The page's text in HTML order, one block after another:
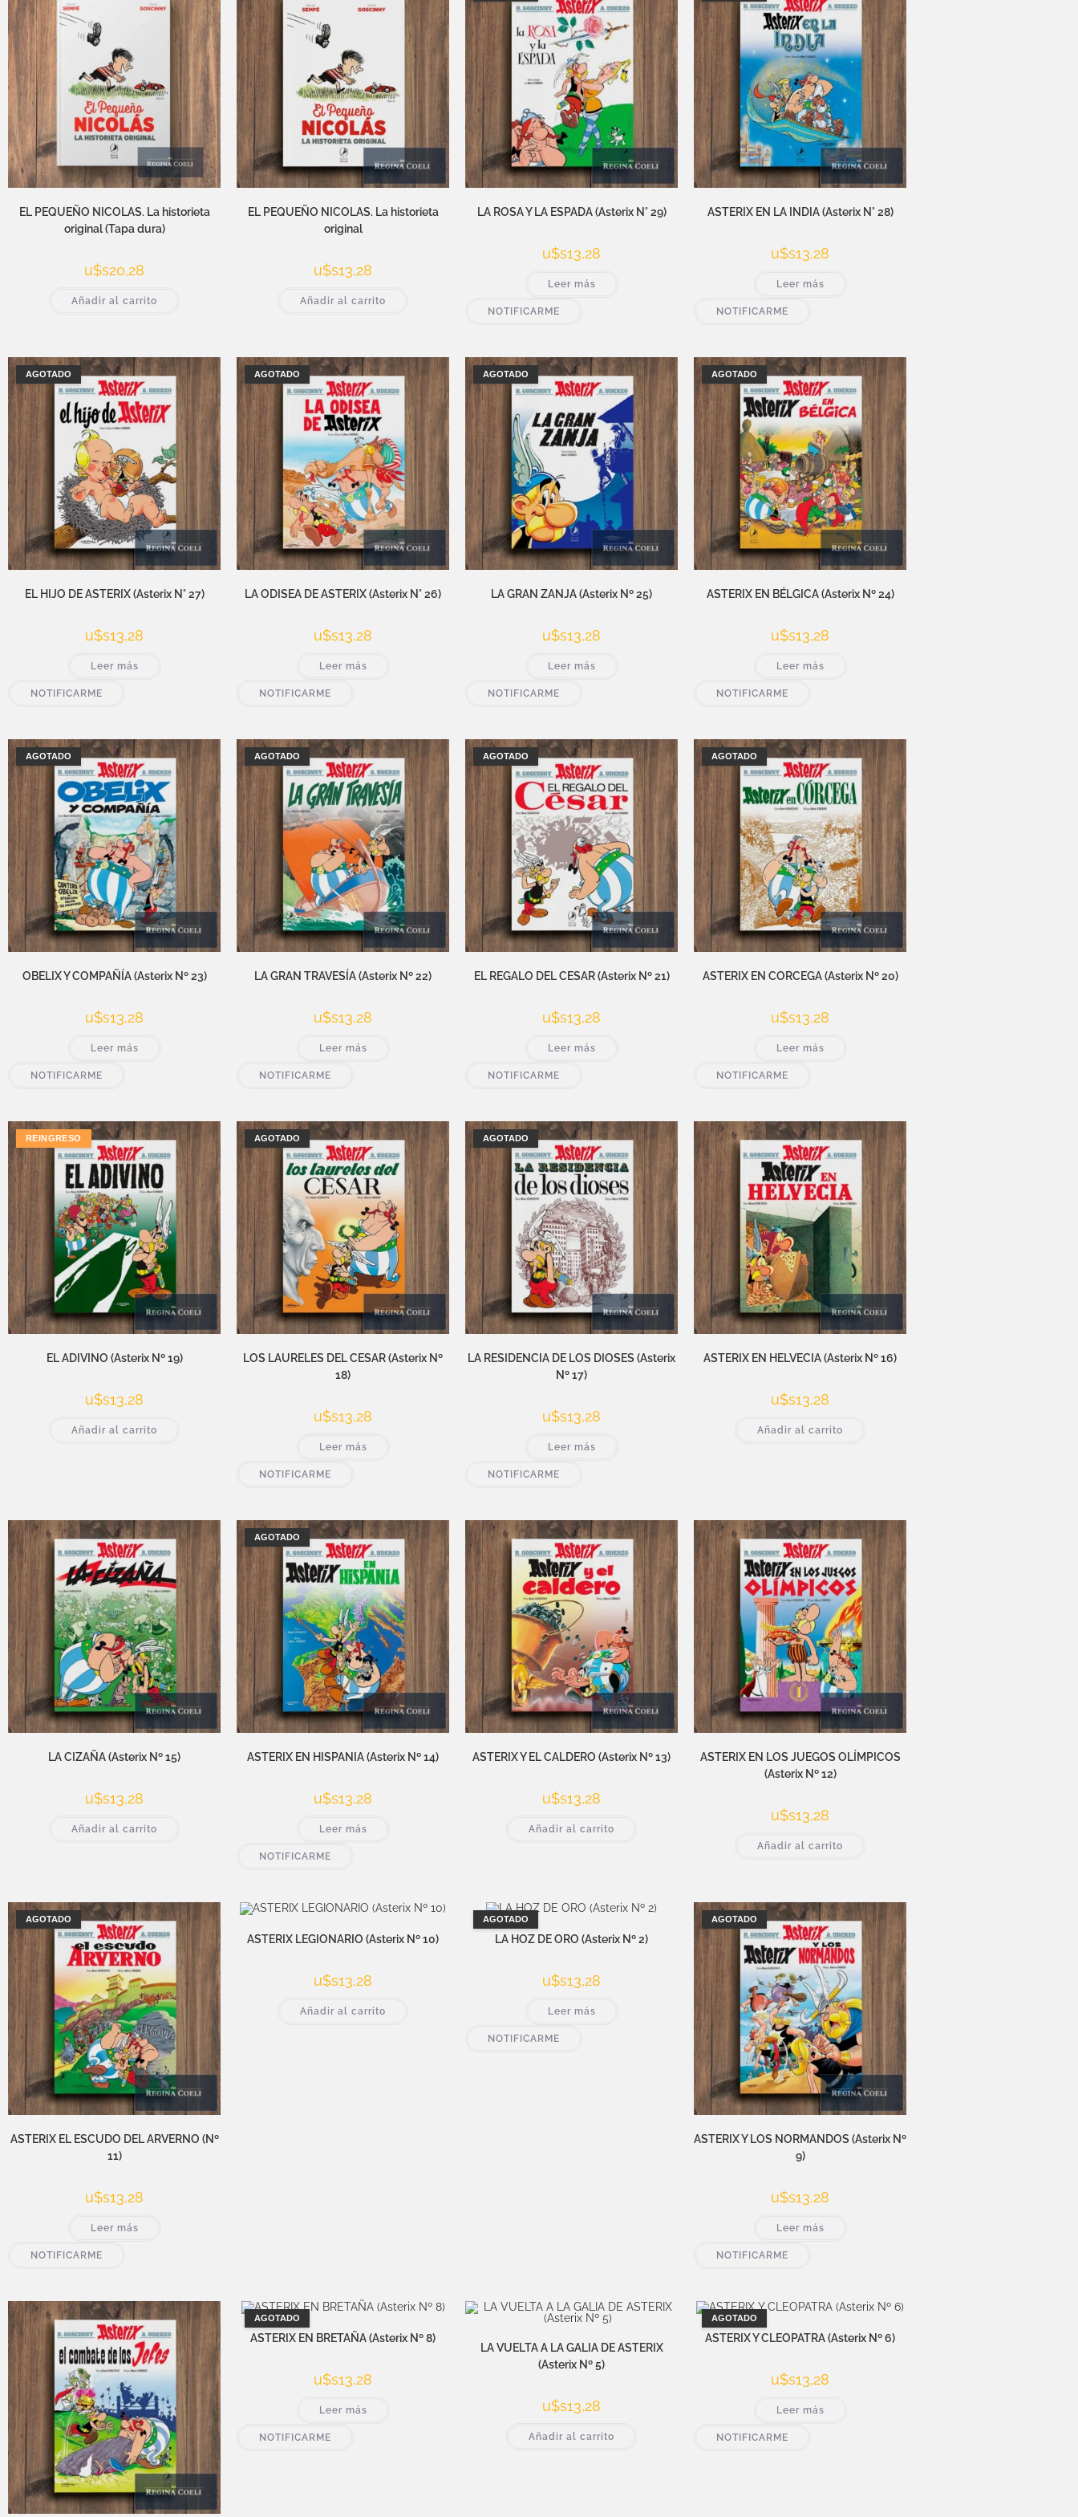
EL PEQUEÑO NICOLAS. La historieta
original (Tapa dura)
u$s20,28
Añadir al carrito
EL PEQUEÑO NICOLAS. La historieta
original
u$s13,28
Añadir al carrito
LA ROSA Y LA ESPADA (Asterix N° 29)
u$s13,28
Leer más
NOTIFICARME
ASTERIX EN LA INDIA (Asterix N° 28)
u$s13,28
Leer más
NOTIFICARME
AGOTADO
EL HIJO DE ASTERIX (Asterix N° 27)
u$s13,28
Leer más
NOTIFICARME
AGOTADO
LA ODISEA DE ASTERIX (Asterix N° 26)
u$s13,28
Leer más
NOTIFICARME
AGOTADO
LA GRAN ZANJA (Asterix Nº 25)
u$s13,28
Leer más
NOTIFICARME
AGOTADO
ASTERIX EN BÉLGICA (Asterix Nº 24)
u$s13,28
Leer más
NOTIFICARME
AGOTADO
OBELIX Y COMPAÑÍA (Asterix Nº 23)
u$s13,28
Leer más
NOTIFICARME
AGOTADO
LA GRAN TRAVESÍA (Asterix Nº 22)
u$s13,28
Leer más
NOTIFICARME
AGOTADO
EL REGALO DEL CESAR (Asterix Nº 21)
u$s13,28
Leer más
NOTIFICARME
AGOTADO
ASTERIX EN CORCEGA (Asterix Nº 20)
u$s13,28
Leer más
NOTIFICARME
REINGRESO
EL ADIVINO (Asterix Nº 19)
u$s13,28
Añadir al carrito
AGOTADO
LOS LAURELES DEL CESAR (Asterix Nº
18)
u$s13,28
Leer más
NOTIFICARME
AGOTADO
LA RESIDENCIA DE LOS DIOSES (Asterix
Nº 17)
u$s13,28
Leer más
NOTIFICARME
ASTERIX EN HELVECIA (Asterix Nº 16)
u$s13,28
Añadir al carrito
LA CIZAÑA (Asterix Nº 15)
u$s13,28
Añadir al carrito
AGOTADO
ASTERIX EN HISPANIA (Asterix Nº 14)
u$s13,28
Leer más
NOTIFICARME
ASTERIX Y EL CALDERO (Asterix Nº 13)
u$s13,28
Añadir al carrito
ASTERIX EN LOS JUEGOS OLÍMPICOS
(Asterix Nº 12)
u$s13,28
Añadir al carrito
AGOTADO
ASTERIX EL ESCUDO DEL ARVERNO (Nº
11)
u$s13,28
Leer más
NOTIFICARME
ASTERIX LEGIONARIO (Asterix Nº 10)
u$s13,28
Añadir al carrito
AGOTADO
LA HOZ DE ORO (Asterix Nº 2)
u$s13,28
Leer más
NOTIFICARME
AGOTADO
ASTERIX Y LOS NORMANDOS (Asterix Nº
9)
u$s13,28
Leer más
NOTIFICARME
AGOTADO
ASTERIX EN BRETAÑA (Asterix Nº 8)
u$s13,28
Leer más
NOTIFICARME
LA VUELTA A LA GALIA DE ASTERIX
(Asterix Nº 5)
u$s13,28
Añadir al carrito
AGOTADO
ASTERIX Y CLEOPATRA (Asterix Nº 6)
u$s13,28
Leer más
NOTIFICARME